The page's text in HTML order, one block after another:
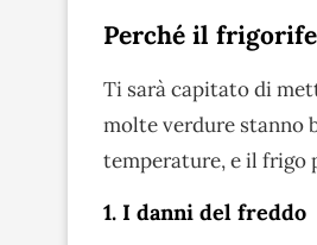
Perché il
Ti sarà capitato di
molte verdure stanno
temperature, e il frigo
1. I danni del freddo